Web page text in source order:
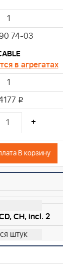
1
74-03
в агрегатах
1
i
+
В корзину
CH, incl. 2